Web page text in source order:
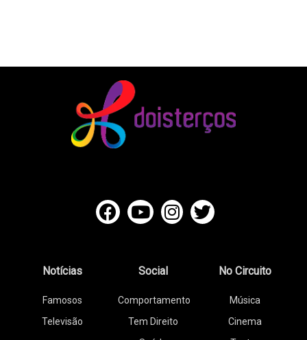
Notícias
Famosos
Televisão
Social
Comportamento
Tem Direito
No Circuito
Música
Cinema